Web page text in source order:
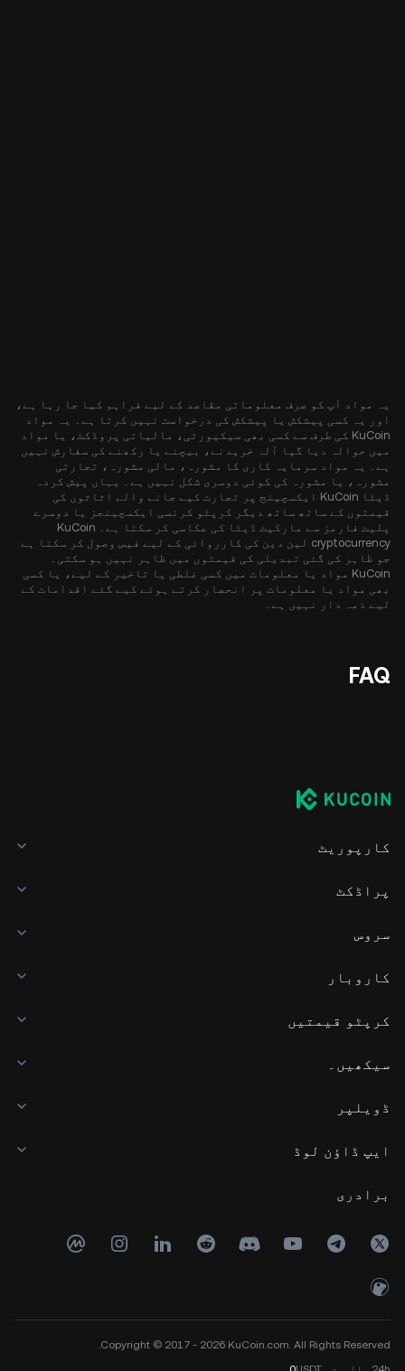
یہ مواد آپ کو صرف معلوماتی مقاصد کے لیے فراہم کیا جا رہا ہے،
اور یہ کسی پیشکش یا پیشکش کی درخواست نہیں کرتا ہے۔ یہ مواد
KuCoin کی طرف سے کسی بھی سیکیورٹی، مالیاتی پروڈکٹ، یا مواد
میں حوالہ دیا گیا آلہ خریدنے، بیچنے یا رکھنے کی سفارش نہیں
ہے۔ یہ مواد سرمایہ کاری کا مشورہ، مالی مشورہ، تجارتی
مشورہ، یا مشورہ کی کوئی دوسری شکل نہیں ہے۔ یہاں پیش کردہ
ڈیٹا KuCoin ایکسچینج پر تجارت کیے جانے والے اثاثوں کی
قیمتوں کے ساتھ ساتھ دیگر کرپٹو کرنسی ایکسچینجز یا دوسرے
پلیٹ فارمز سے مارکیٹ ڈیٹا کی عکاسی کر سکتا ہے۔ KuCoin
cryptocurrency لین دین کی کارروائی کے لیے فیس وصول کر سکتا ہے
جو ظاہر کی گئی تبدیلی کی قیمتوں میں ظاہر نہیں ہو سکتی۔
KuCoin مواد یا معلومات میں کسی غلطی یا تاخیر کے لیے، یا کسی
بھی مواد یا معلومات پر انحصار کرتے ہوئے کیے گئے اقدامات کے
لیے ذمہ دار نہیں ہے۔
FAQ
کارپوریٹ
پراڈکٹ
سروس
کاروبار
کرپٹو قیمتیں
سیکھیں۔
ڈویلپر
ایپ ڈاؤن لوڈ
برادری
Copyright © 2017 - 2026 KuCoin.com. All Rights Reserved.